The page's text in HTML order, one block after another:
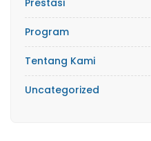
Program
Tentang Kami
Uncategorized